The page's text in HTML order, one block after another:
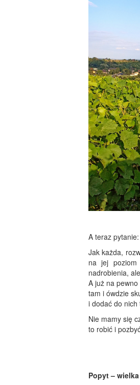
A teraz
Jak każda,
na jej
nadrobienia,
A już na
tam i ówdzie
i dodać do
Nie mamy się
to robić i
Popyt –